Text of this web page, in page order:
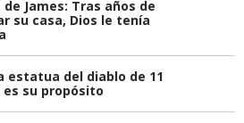
James: Tras años de
su casa, Dios le tenía
estatua del diablo de 11
su propósito